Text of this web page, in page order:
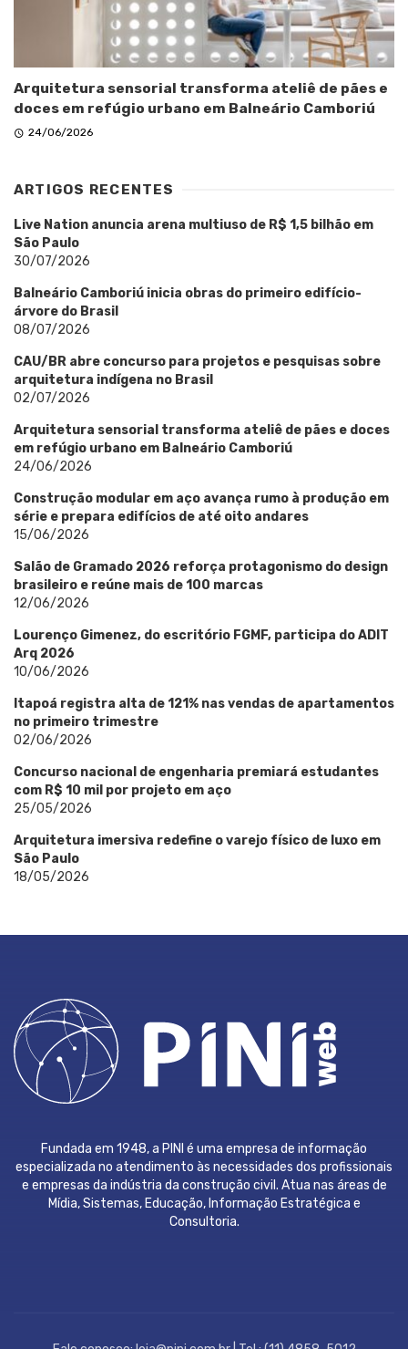
Arquitetura sensorial transforma ateliê de pães e
doces em refúgio urbano em Balneário Camboriú
24/06/2026
ARTIGOS RECENTES
Live Nation anuncia arena multiuso de R$ 1,5 bilhão em
São Paulo
30/07/2026
Balneário Camboriú inicia obras do primeiro edifício-
árvore do Brasil
08/07/2026
CAU/BR abre concurso para projetos e pesquisas sobre
arquitetura indígena no Brasil
02/07/2026
Arquitetura sensorial transforma ateliê de pães e doces
em refúgio urbano em Balneário Camboriú
24/06/2026
Construção modular em aço avança rumo à produção em
série e prepara edifícios de até oito andares
15/06/2026
Salão de Gramado 2026 reforça protagonismo do design
brasileiro e reúne mais de 100 marcas
12/06/2026
Lourenço Gimenez, do escritório FGMF, participa do ADIT
Arq 2026
10/06/2026
Itapoá registra alta de 121% nas vendas de apartamentos
no primeiro trimestre
02/06/2026
Concurso nacional de engenharia premiará estudantes
com R$ 10 mil por projeto em aço
25/05/2026
Arquitetura imersiva redefine o varejo físico de luxo em
São Paulo
18/05/2026
Fundada em 1948, a PINI é uma empresa de informação
especializada no atendimento às necessidades dos profissionais
e empresas da indústria da construção civil. Atua nas áreas de
Mídia, Sistemas, Educação, Informação Estratégica e
Consultoria.